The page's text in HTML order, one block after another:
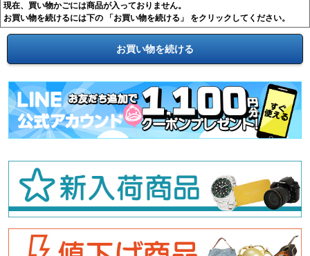
現在、買い物かごには商品が入っておりません。
お買い物を続けるには下の 「お買い物を続ける」 をクリックしてください。